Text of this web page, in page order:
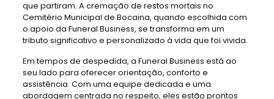
que partiram. A cremação de restos mortais no
Cemitério Municipal de Bocaina, quando escolhida com
o apoio da Funeral Business, se transforma em um
tributo significativo e personalizado à vida que foi vivida.
Em tempos de despedida, a Funeral Business está ao
seu lado para oferecer orientação, conforto e
assistência. Com uma equipe dedicada e uma
abordagem centrada no respeito, eles estão prontos